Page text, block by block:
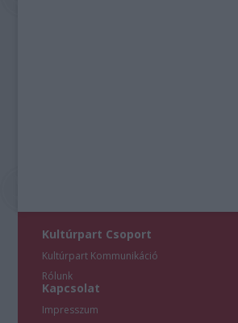
Kultúrpart Csoport
Kultúrpart Kommunikáció
Rólunk
Kapcsolat
Impresszum